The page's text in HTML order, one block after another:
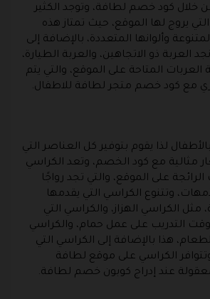
خلال كود خصم لطافة، وتوجد الكثير
يروج لها الموقع، حيث تمتاز هذه
وألوانها المتعددة، بالإضافة إلى
العربة ذو الاتجاهين، والعربة الطيارة،
المتاحة على الموقع، والتي يتم
مع كود خصم متجر لطافة للاطفال.
لذا يقوم بتوفير كل العناصر التي
مثالية مع كود الخصم، وتعد الكراسي
على الموقع، والتي تجد رواجًا
وتتنوع الكراسي التي يقدمها
الكراسي الهزاز، والكراسي التي
التدريب على عمل حمام، والكراسي
هذا بالإضافة إلى الكراسي التي
الكراسي على موقع لطافة
معقولة عند إدراج كوبون خصم لطافة.